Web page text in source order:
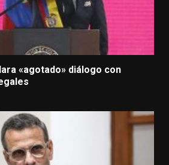
«agotado» diálogo con